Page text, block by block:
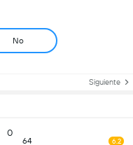
No
Siguiente
0
64 6.2